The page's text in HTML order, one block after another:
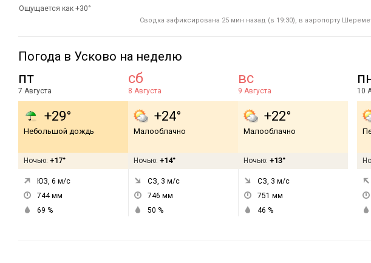
Ощущается как +30°
Сводка зафиксирована 25 мин назад (в 19:30), в аэропорту
Погода в Усково на неделю
пт
7 Августа
+29°
Небольшой дождь
Ночью: +17°
ЮЗ, 6 м/с
744мм
69 %
сб
8 Августа
+24°
Малооблачно
Ночью: +14°
СЗ, 3 м/с
746 мм
50 %
вс
9 Августа
+22°
Малооблачно
Ночью: +13°
СЗ, 3 м/с
751 мм
46 %
10